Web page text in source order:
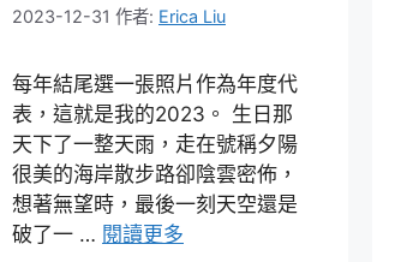
2023-12-31 作者: Erica Liu
每年結尾選一張照片作為年度代
表，這就是我的2023。 生日那
天下了一整天雨，走在號稱夕陽
很美的海岸散步路卻陰雲密佈，
想著無望時，最後一刻天空還是
破了一 … 閱讀更多